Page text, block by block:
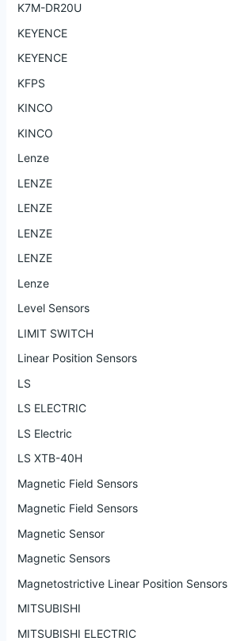
K7M-DR20U
KEYENCE
KEYENCE
KFPS
KINCO
KINCO
Lenze
LENZE
LENZE
LENZE
LENZE
Lenze
Level Sensors
LIMIT SWITCH
Linear Position Sensors
LS
LS ELECTRIC
LS Electric
LS XTB-40H
Magnetic Field Sensors
Magnetic Field Sensors
Magnetic Sensor
Magnetic Sensors
Magnetostrictive Linear Position Sensors
MITSUBISHI
MITSUBISHI ELECTRIC